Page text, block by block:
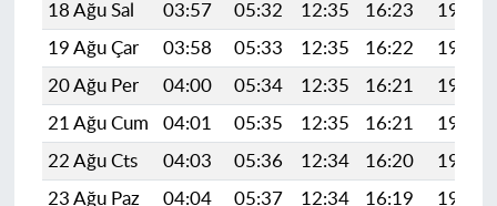
18 Ağu Sal
03:57 05:32 12:35 16:23
19:28
19 Ağu Çar
03:58 05:33 12:35 16:22
19:27
20 Ağu Per
04:00 05:34 12:35 16:21
19:25
21 Ağu Cum
04:01 05:35 12:35 16:21
19:24
22 Ağu Cts
04:03 05:36 12:34 16:20
19:22
23 Ağu Paz
04:04 05:37 12:34 16:19
19:21